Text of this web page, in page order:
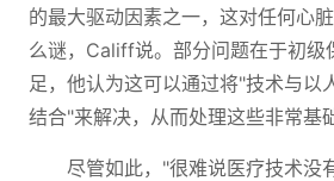
的最大驱动因素之一，这对任何心
么谜，Califf说。部分问题在于初级
足，他认为这可以通过将"技术与以
结合"来解决，从而处理这些非常基
尽管如此，"很难说医疗技术没